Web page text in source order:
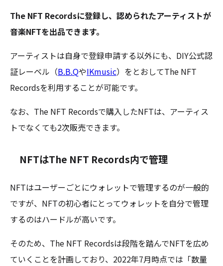
The NFT Recordsに登録し、認められたアーティストが
音楽NFTを出品できます。
アーティストは自身で登録申請する以外にも、DIY公式認
証レーベル（B.B.QやIKmusic）をとおしてThe NFT
Recordsを利用することが可能です。
なお、The NFT Recordsで購入したNFTは、アーティス
トでなくても2次販売できます。
NFTはThe NFT Records内で管理
NFTはユーザーごとにウォレットで管理するのが一般的
ですが、NFTの初心者にとってウォレットを自分で管理
するのはハードルが高いです。
そのため、The NFT Recordsは段階を踏んでNFTを広め
ていくことを計画しており、2022年7月時点では「数量